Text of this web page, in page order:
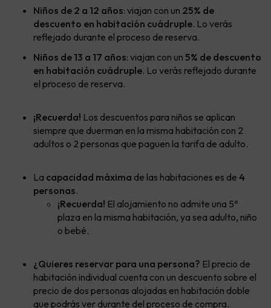
Niños de 2 a 12 años: viajan con un 25% de
descuento en habitación cuádruple. Lo verás
reflejado durante el proceso de reserva.
Niños de 13 a 17 años: viajan con un 5% de descuento
en habitación cuádruple. Lo verás reflejado durante
el proceso de reserva.
¡Recuerda! Los descuentos para niños se aplican
siempre que duerman en la misma habitación con 2
adultos o 2 personas que paguen la tarifa de adulto.
La capacidad máxima de las habitaciones es de 4
personas.
¡Recuerda! El alojamiento no admite una 5ª
plaza en la misma habitación, ya sea adulto, niño
o bebé.
¿Quieres reservar para una persona? El precio de
habitación individual cuenta con un descuento sobre el
precio de dos personas alojadas en habitación doble
que podrás ver durante del proceso de compra.